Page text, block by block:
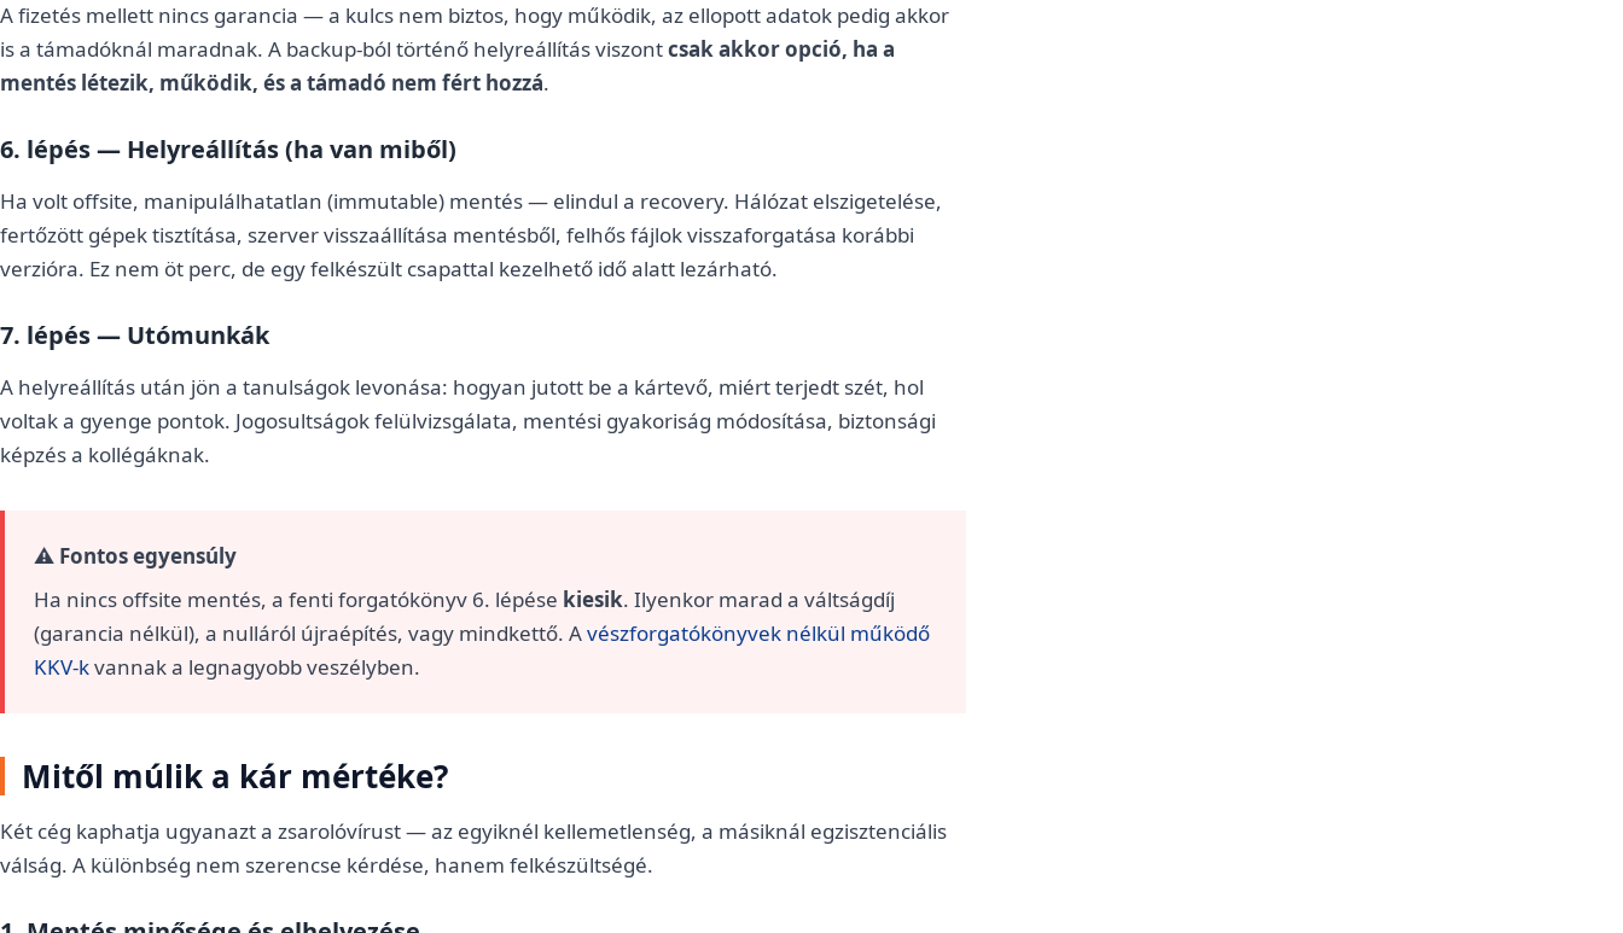
A fizetés mellett nincs garancia — a kulcs nem biztos, hogy működik, az ellopott adatok pedig akkor
is a támadóknál maradnak. A backup-ból történő helyreállítás viszontcsak akkor opció, ha a
mentés létezik, működik, és a támadó nem fért hozzá.
6. lépés — Helyreállítás (ha van miből)
Ha volt offsite, manipulálhatatlan (immutable) mentés — elindul a recovery. Hálózat elszigetelése,
fertőzött gépek tisztítása, szerver visszaállítása mentésből, felhős fájlok visszaforgatása korábbi
verzióra. Ez nem öt perc, de egy felkészült csapattal kezelhető idő alatt lezárható.
7. lépés — Utómunkák
A helyreállítás után jön a tanulságok levonása: hogyan jutott be a kártevő, miért terjedt szét, hol
voltak a gyenge pontok. Jogosultságok felülvizsgálata, mentési gyakoriság módosítása, biztonsági
képzés a kollégáknak.
⚠️ Fontos egyensúly
Ha nincs offsite mentés, a fenti forgatókönyv 6. lépése kiesik. Ilyenkor marad a váltságdíj
(garancia nélkül), a nulláról újraépítés, vagy mindkettő. Avészforgatókönyvek nélkül működő
KKV-kvannak a legnagyobb veszélyben.
Mitől múlik a kár mértéke?
Két cég kaphatja ugyanazt a zsarolóvírust — az egyiknél kellemetlenség, a másiknál egzisztenciális
válság. A különbség nem szerencse kérdése, hanem felkészültségé.